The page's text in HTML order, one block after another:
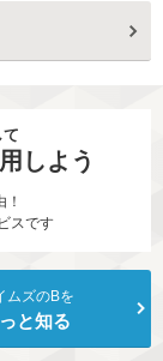
しよう
スです
ムズのBを
と知る